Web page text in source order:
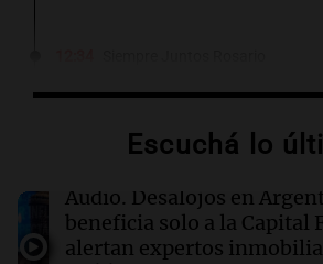
casa en Rosario por un caso
12:33 Clima
Clima en Salta: cómo seguirá
viernes 7 de agosto
Escuchá lo
Audio. Desalojos en
beneficia solo a la Capital
alertan expertos